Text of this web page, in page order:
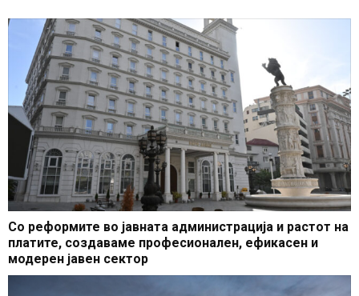
Со реформите во јавната администрација и растот на
платите, создаваме професионален, ефикасен и
модерен јавен сектор